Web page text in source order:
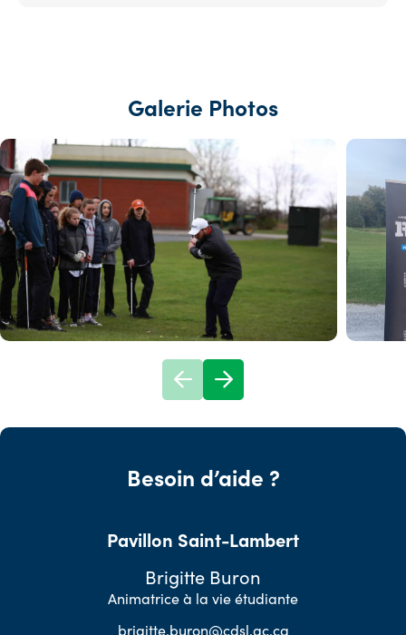
Galerie Photos
Voir
l'image
en
taille
réelle
Voir
taille
réelle
Besoin d’aide ?
Pavillon Saint-Lambert
Brigitte Buron
Animatrice à la vie étudiante
brigitte.buron@cdsl.qc.ca